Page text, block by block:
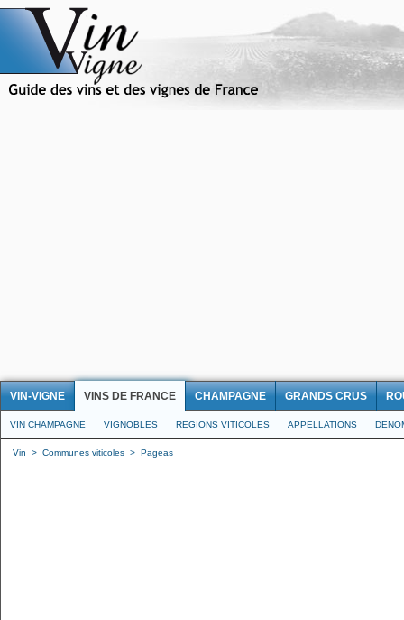
VIN-VIGNE VINS DE FRANCE CHAMPAGNE GRANDS CRUS
VIN CHAMPAGNE VIGNOBLES REGIONS VITICOLES APPELLATIONS
Vin > Communes viticoles > Pageas